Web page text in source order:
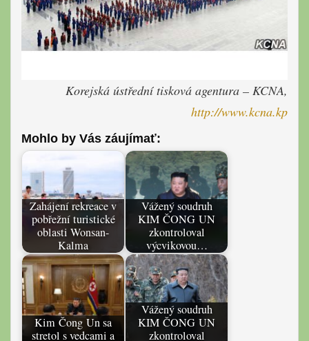
Korejská ústřední tisková agentura – KCNA,
http://www.kcna.kp
Mohlo by Vás záujímať:
Zahájení rekreace v
pobřežní turistické
oblasti Wonsan-
Kalma
Vážený soudruh
KIM ČONG UN
zkontroloval
výcvikovou…
Kim Čong Un sa
stretol s vedcami a
Vážený soudruh
KIM ČONG UN
zkontroloval